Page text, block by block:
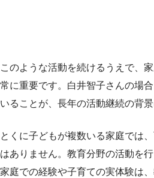
このような活動を続けるうえで、
常に重要です。白井智子さんの場
いることが、長年の活動継続の背
とくに子どもが複数いる家庭では
はありません。教育分野の活動を
家庭での経験や子育ての実体験は